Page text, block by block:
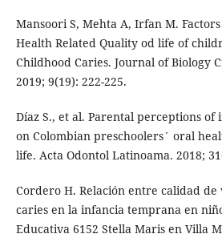
Mansoori S, Mehta A, Irfan M.
Health Related Quality od life of
Childhood Caries. Journal of Biology
2019; 9(19): 222-225.
Díaz S., et al. Parental perceptions
on Colombian preschoolers´ oral
life. Acta Odontol Latinoama. 2018;
Cordero H. Relación entre calidad
caries en la infancia temprana en
Educativa 6152 Stella Maris en Villa